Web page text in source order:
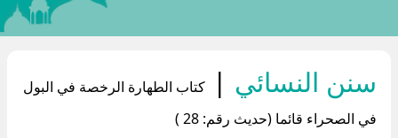
سنن النسائي |
كتاب الطهارة الرخصة في البول
في الصحراء قائما (حديث رقم: 28 )